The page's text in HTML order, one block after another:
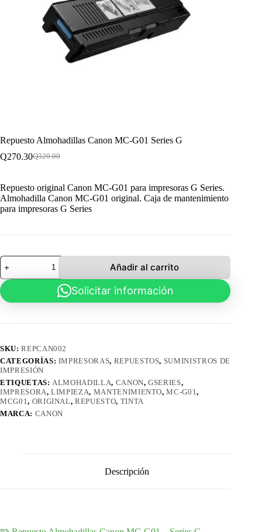
Repuesto Almohadillas Canon MC-G01 Series G
Q320.00
El
era:
Q320.00.
Q270.30El
es:
Q270.30.
Repuesto original Canon MC-G01 para impresoras G Series.
Almohadilla Canon MC-G01 original. Caja de mantenimiento
para impresoras G Series
Repuesto
Almohadillas
Canon
MC-
G01
Añadir al carrito
Solicitar información
SKU:REPCAN002
CATEGORÍAS: IMPRESORAS, REPUESTOS, SUMINISTROS DE
IMPRESIÓN
ETIQUETAS: ALMOHADILLA, CANON,GSERIES,
IMPRESORA,LIMPIEZA, MANTENIMIENTO,MC-G01,
MCG01, ORIGINAL,REPUESTO, TINTA
MARCA: CANON
Descripción